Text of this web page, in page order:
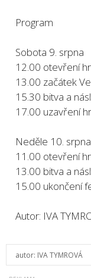
Program
Sobota 9. srpna
12.00 otevření
13.00 začátek
15.30 bitva a
17.00 uzavření
Neděle 10. srpna
11.00 otevření
13.00 bitva a
15.00 ukončení
Autor: IVA
autor: IVA TYMROVÁ